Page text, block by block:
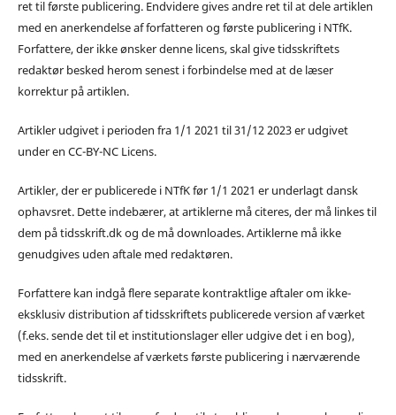
ret til første publicering. Endvidere gives andre ret til at dele artiklen
med en anerkendelse af forfatteren og første publicering i NTfK.
Forfattere, der ikke ønsker denne licens, skal give tidsskriftets
redaktør besked herom senest i forbindelse med at de læser
korrektur på artiklen.
Artikler udgivet i perioden fra 1/1 2021 til 31/12 2023 er udgivet
under en CC-BY-NC Licens.
Artikler, der er publicerede i NTfK før 1/1 2021 er underlagt dansk
ophavsret. Dette indebærer, at artiklerne må citeres, der må linkes til
dem på tidsskrift.dk og de må downloades. Artiklerne må ikke
genudgives uden aftale med redaktøren.
Forfattere kan indgå flere separate kontraktlige aftaler om ikke-
eksklusiv distribution af tidsskriftets publicerede version af værket
(f.eks. sende det til et institutionslager eller udgive det i en bog),
med en anerkendelse af værkets første publicering i nærværende
tidsskrift.